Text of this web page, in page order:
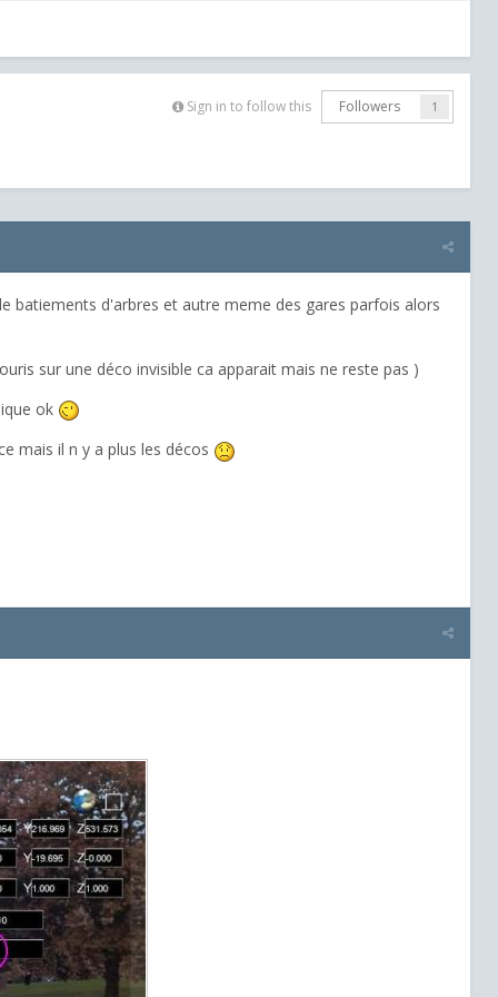
Sign in to follow this Followers 1
batiements d'arbres et autre meme des gares parfois alors
sur une déco invisible ca apparait mais ne reste pas )
ok
mais il n y a plus les décos